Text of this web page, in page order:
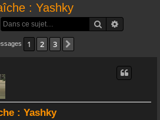
: Yashky
Rechercher
1 2 3
: Yashky